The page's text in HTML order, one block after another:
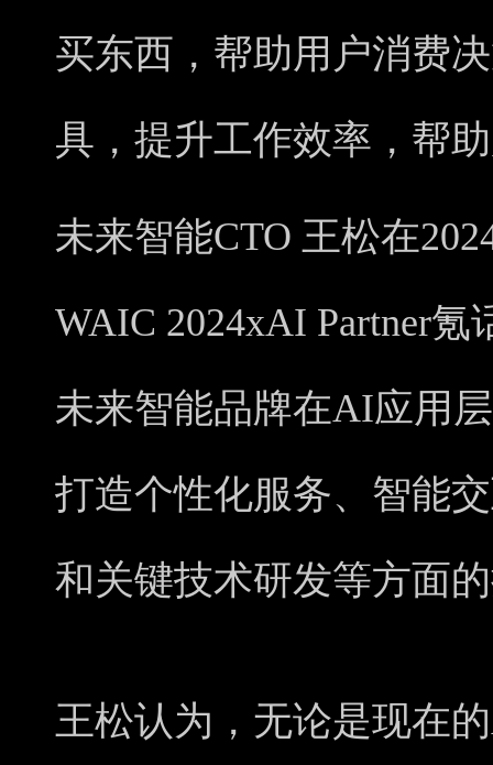
买东西，帮助用户消费
具，提升工作效率，帮
未来智能CTO 王松在
WAIC 2024xAI Partner
未来智能品牌在AI应用
打造个性化服务、智能
和关键技术研发等方面
王松认为，无论是现在